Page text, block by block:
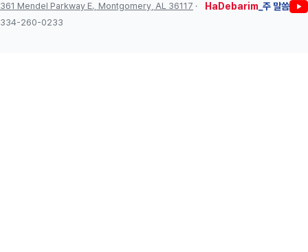
361 Mendel Parkway E., Montgomery, AL 36117 ·
334-260-0233
HaDebarim _주 말씀